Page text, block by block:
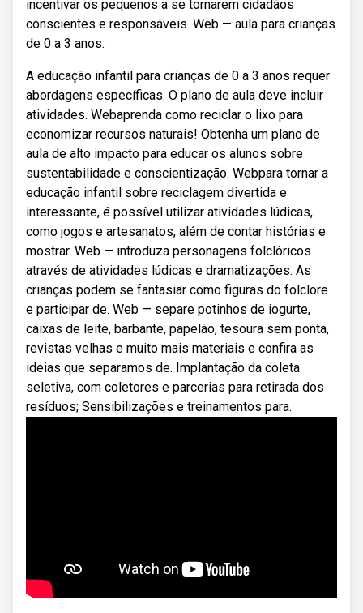
incentivar os pequenos a se tornarem cidadãos
conscientes e responsáveis. Web — aula para crianças
de 0 a 3 anos.
A educação infantil para crianças de 0 a 3 anos requer
abordagens específicas. O plano de aula deve incluir
atividades. Webaprenda como reciclar o lixo para
economizar recursos naturais! Obtenha um plano de
aula de alto impacto para educar os alunos sobre
sustentabilidade e conscientização. Webpara tornar a
educação infantil sobre reciclagem divertida e
interessante, é possível utilizar atividades lúdicas,
como jogos e artesanatos, além de contar histórias e
mostrar. Web — introduza personagens folclóricos
através de atividades lúdicas e dramatizações. As
crianças podem se fantasiar como figuras do folclore
e participar de. Web — separe potinhos de iogurte,
caixas de leite, barbante, papelão, tesoura sem ponta,
revistas velhas e muito mais materiais e confira as
ideias que separamos de. Implantação da coleta
seletiva, com coletores e parcerias para retirada dos
resíduos; Sensibilizações e treinamentos para.